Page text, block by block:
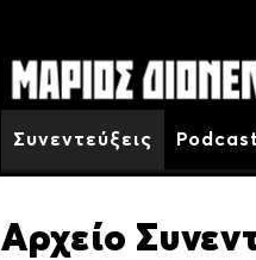
Συνεντεύξεις Podcast
Αρχείο